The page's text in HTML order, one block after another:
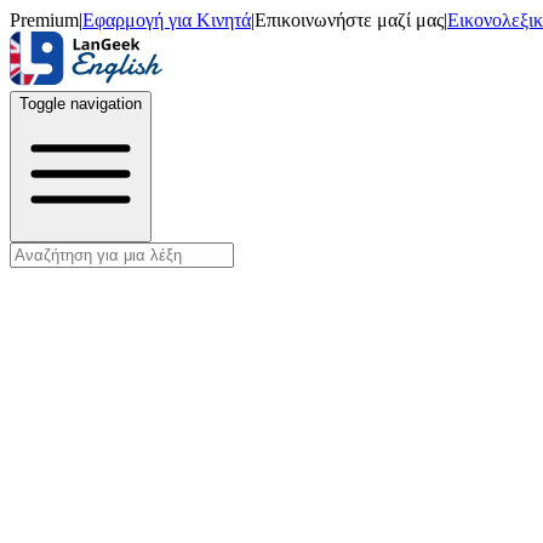
Premium|Εφαρμογή για Κινητά|Επικοινωνήστε μαζί μας|
Toggle navigation